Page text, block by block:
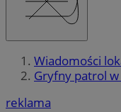
Wiadomości
Gryfny patrol w
reklama